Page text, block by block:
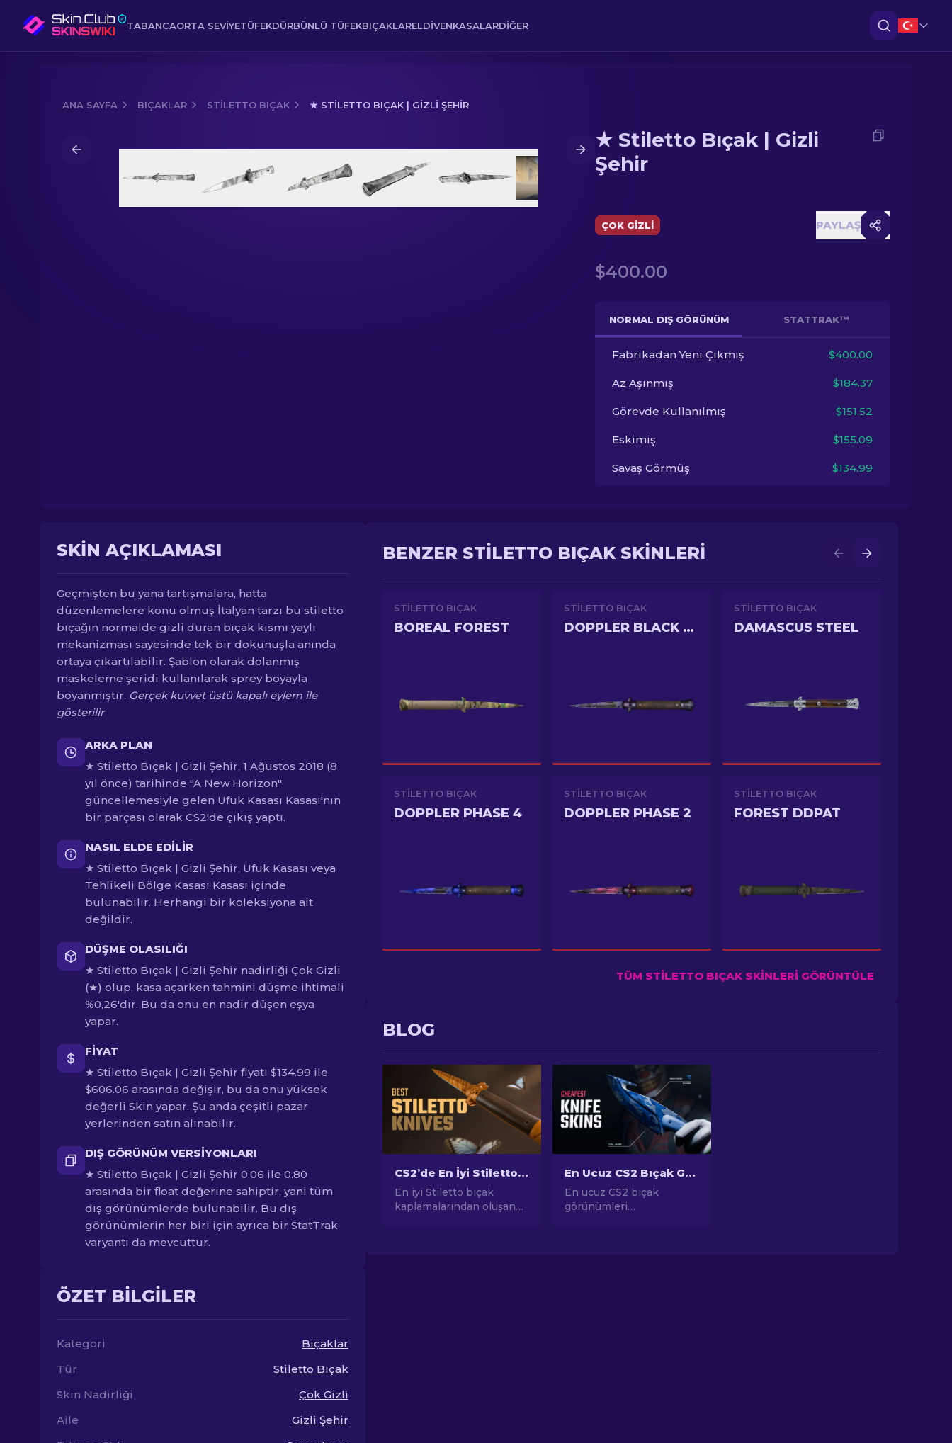
TABANCAORTA SEVIYETÜFEKDÜRBÜNLÜ TÜFEKBIÇAKLARELDIVENKASALARDIĞER
ANA SAYFA BIÇAKLAR STILETTO BIÇAK ★ STILETTO BIÇAK | GIZLI ŞEHIR
★ Stiletto Bıçak | Gizli
Şehir
ÇOK GIZLI PAYLAŞ
$400.00
NORMAL DIŞ GÖRÜNÜM STATTRAK™
Fabrikadan Yeni Çıkmış $400.00
Az Aşınmış $184.37
Görevde Kullanılmış $151.52
Eskimiş $155.09
Savaş Görmüş $134.99
SKIN AÇIKLAMASI
Geçmişten bu yana tartışmalara, hatta
düzenlemelere konu olmuş İtalyan tarzı bu stiletto
bıçağın normalde gizli duran bıçak kısmı yaylı
mekanizması sayesinde tek bir dokunuşla anında
ortaya çıkartılabilir. Şablon olarak dolanmış
maskeleme şeridi kullanılarak sprey boyayla
boyanmıştır. Gerçek kuvvet üstü kapalı eylem ile
gösterilir
ARKA PLAN
★ Stiletto Bıçak | Gizli Şehir, 1 Ağustos 2018 (8
yıl önce) tarihinde "A New Horizon"
güncellemesiyle gelen Ufuk Kasası Kasası'nın
bir parçası olarak CS2'de çıkış yaptı.
NASIL ELDE EDILIR
★ Stiletto Bıçak | Gizli Şehir, Ufuk Kasası veya
Tehlikeli Bölge Kasası Kasası içinde
bulunabilir. Herhangi bir koleksiyona ait
değildir.
DÜŞME OLASILIĞI
★ Stiletto Bıçak | Gizli Şehir nadirliği Çok Gizli
(★) olup, kasa açarken tahmini düşme ihtimali
%0,26'dır. Bu da onu en nadir düşen eşya
yapar.
FIYAT
★ Stiletto Bıçak | Gizli Şehir fiyatı $134.99 ile
$606.06 arasında değişir, bu da onu yüksek
değerli Skin yapar. Şu anda çeşitli pazar
yerlerinden satın alınabilir.
DIŞ GÖRÜNÜM VERSIYONLARI
★ Stiletto Bıçak | Gizli Şehir 0.06 ile 0.80
arasında bir float değerine sahiptir, yani tüm
dış görünümlerde bulunabilir. Bu dış
görünümlerin her biri için ayrıca bir StatTrak
varyantı da mevcuttur.
ÖZET BILGILER
Kategori
Bıçaklar
Tür
Stiletto Bıçak
Skin Nadirliği
Çok Gizli
Aile
Gizli Şehir
BENZER STILETTO BIÇAK SKINLERI
STILETTO BIÇAK
BOREAL FOREST
STILETTO BIÇAK
DOPPLER BLACK PEARL
STILETTO BIÇAK
DAMASCUS STEEL
STILETTO BIÇAK
DOPPLER PHASE 4
STILETTO BIÇAK
DOPPLER PHASE 2
STILETTO BIÇAK
FOREST DDPAT
TÜM STILETTO BIÇAK SKINLERI GÖRÜNTÜLE
BLOG
CS2’de En İyi Stiletto Knife Skin’leri [2026]
En iyi Stiletto bıçak
kaplamalarından oluşan
En Ucuz CS2 Bıçak Görünümleri [2026]
En ucuz CS2 bıçak
görünümleri